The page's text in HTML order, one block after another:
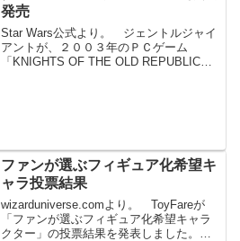
発売
Star Wars公式より。 ジェントルジャイ
アントが、２００３年のＰＣゲーム
「KNIGHTS OF THE OLD REPUBLIC」
ファンが選ぶフィギュア化希望キ
ャラ投票結果
wizarduniverse.comより。 ToyFareが
「ファンが選ぶフィギュア化希望キャラ
クター」の投票結果を発表しました。